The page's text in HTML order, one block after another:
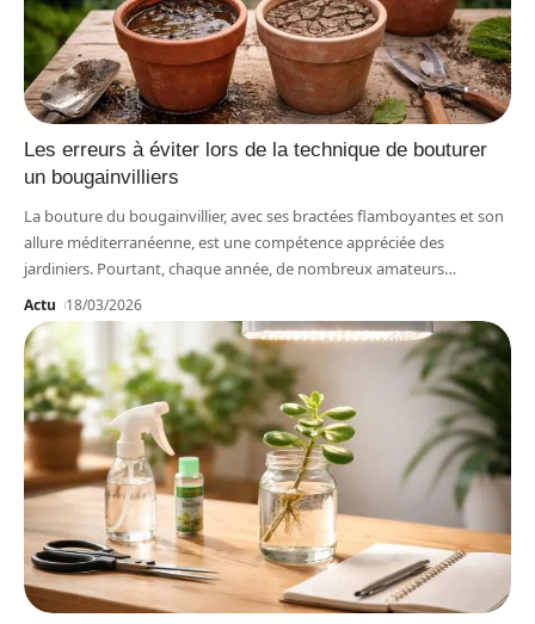
Les erreurs à éviter lors de la technique de bouturer
un bougainvilliers
La bouture du bougainvillier, avec ses bractées flamboyantes et son
allure méditerranéenne, est une compétence appréciée des
jardiniers. Pourtant, chaque année, de nombreux amateurs…
Actu 18/03/2026